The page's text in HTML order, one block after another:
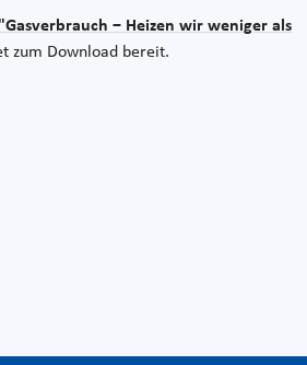
− Heizen wir weniger als
zum Download bereit.